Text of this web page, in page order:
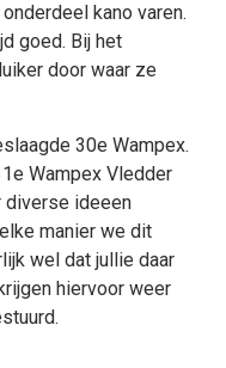
kano varen.
goed. Bij het
door waar ze
30e Wampex.
Wampex Vledder
diverse ideeen
manier we dit
wel dat jullie daar
hiervoor weer